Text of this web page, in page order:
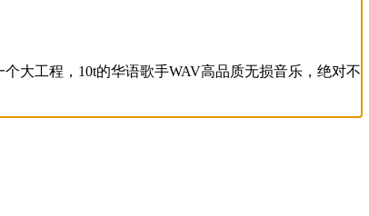
大工程，10t的华语歌手WAV高品质无损音乐，绝对不